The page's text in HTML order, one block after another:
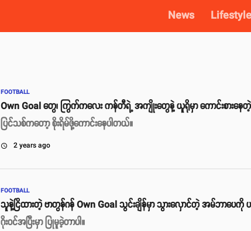
News Lifestyle
FOOTBALL
Own Goal တွေ၊ ကြွက်ကလေး ကန်တီရဲ့ အကျိုးတွေနဲ့ ယူရိုမှာ ကောင်းစားနေ
ပြင်သစ်ကတော့ စိုးရိမ်ဖို့ကောင်းနေပါတယ်။
access_time 2 years ago
FOOTBALL
သူနဲ့ငြိထားတဲ့ ဗာတွန်ဂန် Own Goal သွင်းချိန်မှာ သွားလှောင်တဲ့ အမ်ဘာပေကို
ဂိုးဝင်အပြီးမှာ ပြုမူခဲ့တာပါ။